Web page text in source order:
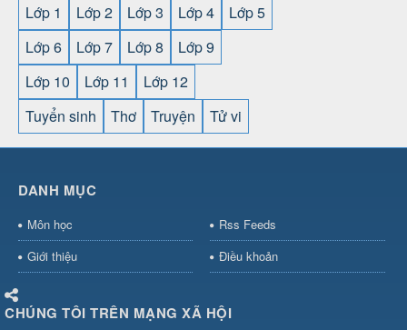
Lớp 1 Lớp 2 Lớp 3 Lớp 4
Lớp 5
Lớp 6
Lớp 7 Lớp 8
Lớp 9
Lớp 10
Lớp 11
Lớp 12
Tuyển sinh
Thơ Truyện Tử vi
cái OPEN88⇔
⇔https://gameb52a.club/ https://taixiuonl.com/
bài⇔bóng đá trực tiếp⇔fly88
select⇔https://xocdiaonline.ae ⇔https://cm88.dad/
⇔F168⇔https://f168.tech/ ⇔cm88⇔https://
bet.com/
nha
DANH MỤC
Môn học
Rss Feeds
Giới thiệu
Điều khoản
CHÚNG TÔI TRÊN MẠNG XÃ HỘI